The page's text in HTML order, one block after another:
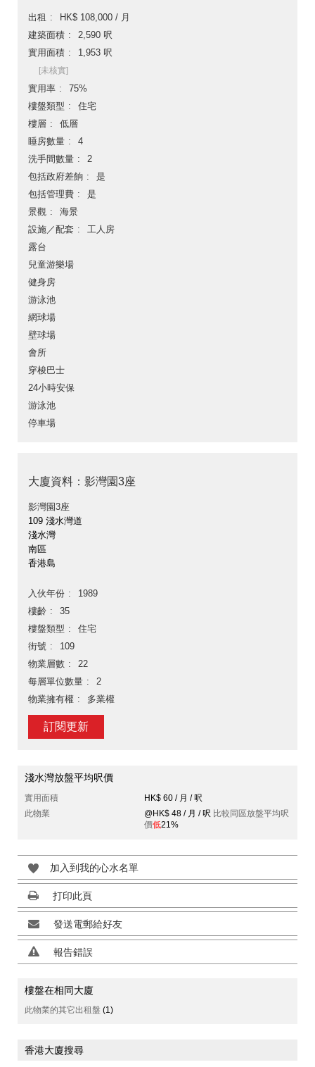
出租
HK$ 108,000 / 月
建築面積
2,590 呎
實用面積
1,953 呎
[未核實]
實用率
75%
樓盤類型
住宅
樓層
低層
睡房數量
4
洗手間數量
2
包括政府差餉
是
包括管理費
是
景觀
海景
設施／配套
工人房
露台
兒童游樂場
健身房
游泳池
網球場
壁球場
會所
穿梭巴士
24小時安保
游泳池
停車場
大廈資料：影灣園3座
影灣園3座
109 淺水灣道
淺水灣
南區
香港島
入伙年份
1989
樓齡
35
樓盤類型
住宅
街號
109
物業層數
22
每層單位數量
2
物業擁有權
多業權
訂閱更新
淺水灣放盤平均呎價
實用面積
HK$ 60 / 月 / 呎
此物業
@HK$ 48 / 月 / 呎 比較同區放盤平均呎
價低21%
加入到我的心水名單
打印此頁
發送電郵給好友
報告錯誤
樓盤在相同大廈
此物業的其它出租盤 (1)
香港大廈搜尋